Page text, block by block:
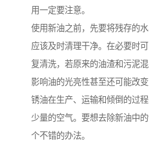
用一定要注意。
使用新油之前，先要将残存的
应该及时清理干净。在必要时
复清洗，若原来的油渣和污泥
影响油的光亮性甚至还可能改
锈油在生产、运输和倾倒的过
少量的空气。要想去除新油中
个不错的办法。